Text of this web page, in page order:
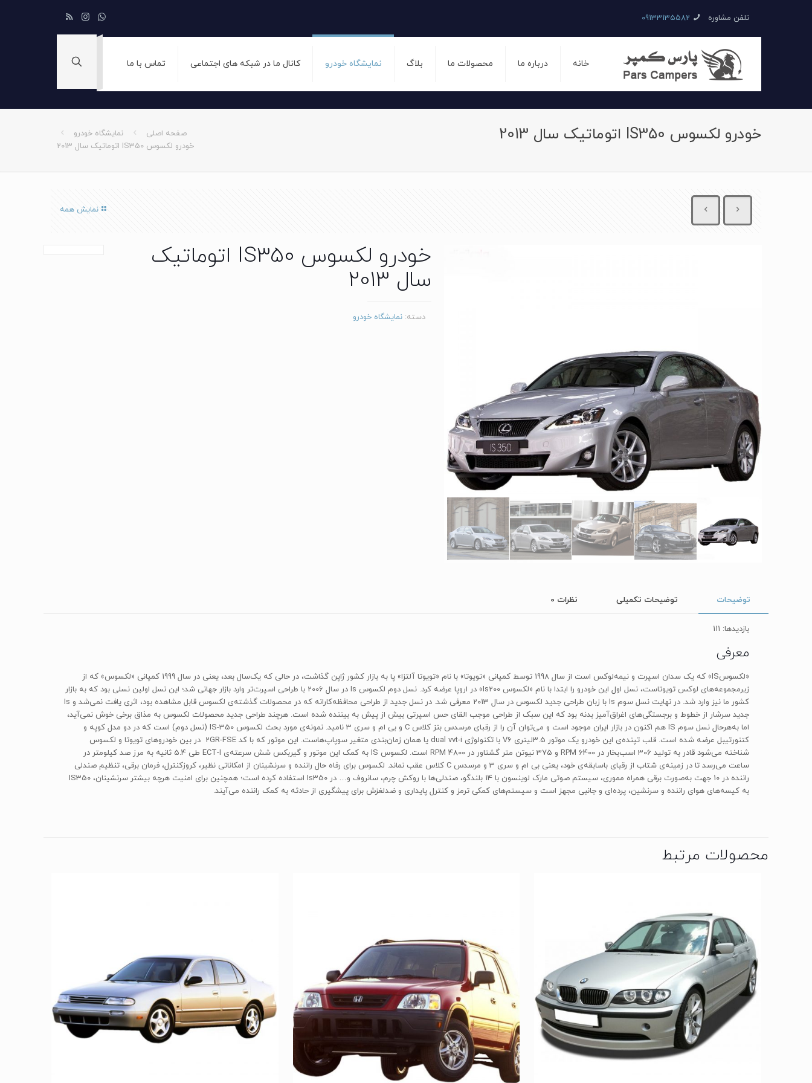
تلفن مشاوره 09133135582
خانه درباره ما محصولات ما بلاگ نمایشگاه خودرو کانال ما در شبکه های اجتماعی تماس با ما
خودرو لکسوس IS350 اتوماتیک سال 2013 صفحه اصلی
نمایشگاه خودرو
خودرو لکسوس IS350 اتوماتیک سال 2013
نمایش همه
خودرو لکسوس IS350 اتوماتیک
سال 2013
دسته:نمایشگاه خودرو
توضیحات توضیحات تکمیلی نظرات 0
بازدیدها: 111
معرفی
«لکسوس‌IS‌» که یک سدان اسپرت و نیمه‌لوکس است از سال 1998 توسط کمپانی «تویوتا» با نام «تویوتا آلتزا» پا به بازار کشور ژاپن گذاشت، در حالی که یک‌سال بعد، یعنی در سال 1999 کمپانی «لکسوس» که از
زیرمجموعه‌های لوکس تویوتاست، نسل اول این خودرو را ابتدا با نام «لکسوس‌ Is200‌» در اروپا عرضه کرد. نسل دوم لکسوس‌ Is‌ در سال 2006 با طراحی اسپرت‌تر وارد بازار جهانی شد؛ این نسل اولین نسلی بود که به بازار
کشور ما نیز وارد شد. در نهایت نسل سوم‌ Is‌ با زبان طراحی جدید لکسوس در سال 2013 معرفی شد. در نسل جدید از طراحی محافظه‌کارانه که در محصولات گذشته‌ی لکسوس قابل مشاهده بود، اثری یافت نمی‌شد و‌ Is‌
جدید سرشار از خطوط و برجستگی‌های اغراق‌آمیز بدنه بود که این سبک از طراحی موجب القای حس اسپرتی بیش از پیش به بیننده شده است. هرچند طراحی جدید محصولات لکسوس به مذاق برخی خوش نمی‌آید،
اما به‌هر‌حال نسل سوم‌ IS‌ هم اکنون در بازار ایران موجود است و می‌توان آن را از رقبای مرسدس بنز کلاس‌ C و بی ام و سری 3 نامید. نمونه‌ی مورد بحث لکسوس‌ IS-350 ‌(نسل دوم) است که در دو مدل کوپه و
کتنورتیبل عرضه شده است. قلب تپنده‌ی این خودرو یک موتور 3.5‌لیتری V6‌ با تکنولوژی‌ dual vvt-i ‌یا همان زمان‌بندی متغیر سوپاپ‌هاست‌. این موتور که با کد 2GR-FSE در بین خودروهای تویوتا و لکسوس
شناخته می‌شود قادر به تولید 306 اسب‌بخار در 6400 RPM‌ و 375 نیوتن متر گشتاور در 4800‌ RPM‌ است. لکسوس‌ IS‌ به کمک این موتور و گیربکس شش سرعته‌‌ی ‌ECT-I‌‌ طی 5.4 ثانیه به مرز صد کیلومتر در
ساعت می‌رسد تا در زمینه‌ی شتاب از رقبای با‌سابقه‌ی خود، یعنی‌ بی ام و ‌سری 3 و مرسدس‌ C‌ کلاس عقب نماند. لکسوس برای رفاه حال راننده و سرنشینان از امکاناتی نظیر، کروزکنترل، فرمان برقی، تنظیم صندلی
راننده در 10 جهت به‌صورت برقی همراه مموری، سیستم صوتی مارک لوینسون با 14 بلند‌گو، صندلی‌ها با روکش چرم‌، سانروف و… در‌ Is350‌ استفاده کرده است؛ همچنین برای امنیت هرچه بیشتر سرنشینان، IS350‌
به کیسه‌های هوای راننده و سرنشین‌، پرده‌ای و جانبی مجهز است و سیستم‌های کمکی ترمز و کنترل پایداری و ضدلغزش برای پیشگیری از حادثه به کمک راننده می‌آیند.
محصولات مرتبط